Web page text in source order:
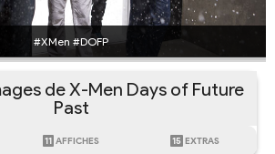
#XMen #DOFP
de X-Men Days of Future
Past
11 AFFICHES 15 EXTRAS